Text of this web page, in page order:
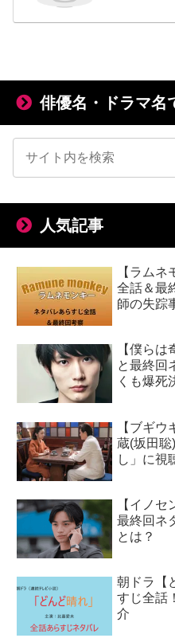
俳優名・ドラマ名
人気記事
【ラム
全話＆最
師の失踪
【僕ら
と最終回
くも爆死
【ブギ
蔵(坂田
し」に視
【イノ
最終回ネ
とは？
朝ドラ【
すじ全話
介